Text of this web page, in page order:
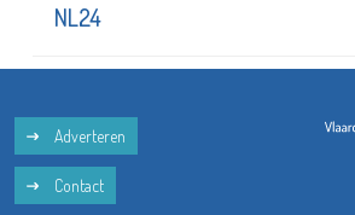
NL24
Adverteren
Contact